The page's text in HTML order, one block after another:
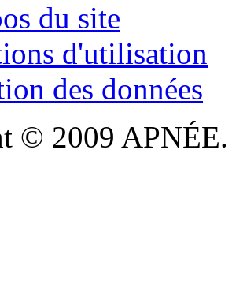
du site
d'utilisation
des données
© 2009 APNÉE.